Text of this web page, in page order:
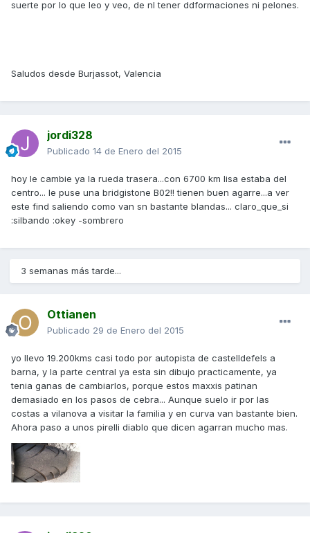
suerte por lo que leo y veo, de nl tener ddformaciones ni pelones.
Saludos desde Burjassot, Valencia
jordi328
Publicado 14 de Enero del 2015
hoy le cambie ya la rueda trasera...con 6700 km lisa estaba del
centro... le puse una bridgistone B02!! tienen buen agarre...a ver
este find saliendo como van sn bastante blandas... claro_que_si
:silbando :okey -sombrero
3 semanas más tarde...
Ottianen
Publicado 29 de Enero del 2015
yo llevo 19.200kms casi todo por autopista de castelldefels a
barna, y la parte central ya esta sin dibujo practicamente, ya
tenia ganas de cambiarlos, porque estos maxxis patinan
demasiado en los pasos de cebra... Aunque suelo ir por las
costas a vilanova a visitar la familia y en curva van bastante bien.
Ahora paso a unos pirelli diablo que dicen agarran mucho mas.